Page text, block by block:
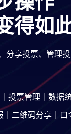
得如
分享投票、管理
投票管理｜数据
二维码分享｜口